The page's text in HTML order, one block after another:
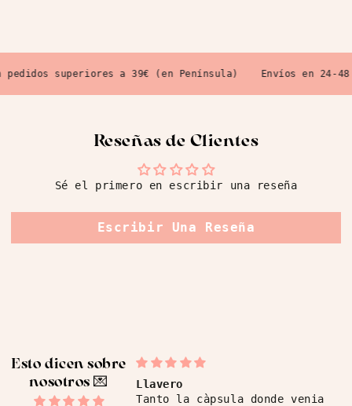
pedidos superiores a 39€ (en Península) Envíos en 24-48
Reseñas de Clientes
Sé el primero en escribir una reseña
Escribir Una Reseña
Esto dicen sobre
nosotros ​💌
Llavero
Tanto la càpsula donde venia